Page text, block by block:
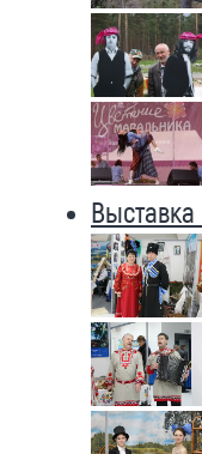
Выставка